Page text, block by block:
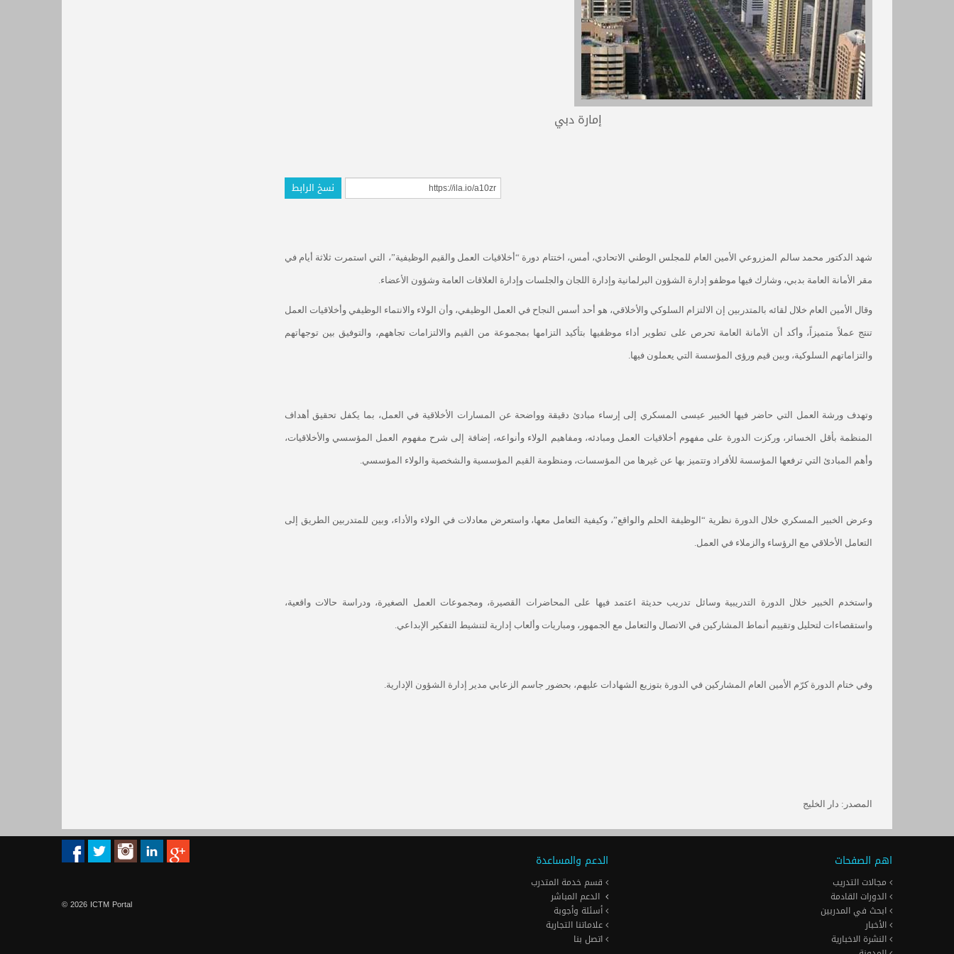
إمارة دبي
نسخ الرابط
شهد الدكتور محمد سالم المزروعي الأمين العام للمجلس الوطني الاتحادي، أمس، اختتام دورة “أخلاقيات العمل والقيم الوظيفية”، التي استمرت ثلاثة أيام في
مقر الأمانة العامة بدبي، وشارك فيها موظفو إدارة الشؤون البرلمانية وإدارة اللجان والجلسات وإدارة العلاقات العامة وشؤون الأعضاء.
وقال الأمين العام خلال لقائه بالمتدربين إن الالتزام السلوكي والأخلاقي، هو أحد أسس النجاح في العمل الوظيفي، وأن الولاء والانتماء الوظيفي وأخلاقيات العمل
تنتج عملاً متميزاً، وأكد أن الأمانة العامة تحرص على تطوير أداء موظفيها بتأكيد التزامها بمجموعة من القيم والالتزامات تجاههم، والتوفيق بين توجهاتهم
والتزاماتهم السلوكية، وبين قيم ورؤى المؤسسة التي يعملون فيها.
وتهدف ورشة العمل التي حاضر فيها الخبير عيسى المسكري إلى إرساء مبادئ دقيقة وواضحة عن المسارات الأخلاقية في العمل، بما يكفل تحقيق أهداف
المنظمة بأقل الخسائر، وركزت الدورة على مفهوم أخلاقيات العمل ومبادئه، ومفاهيم الولاء وأنواعه، إضافة إلى شرح مفهوم العمل المؤسسي والأخلاقيات،
وأهم المبادئ التي ترفعها المؤسسة للأفراد وتتميز بها عن غيرها من المؤسسات، ومنظومة القيم المؤسسية والشخصية والولاء المؤسسي.
وعرض الخبير المسكري خلال الدورة نظرية “الوظيفة الحلم والواقع”، وكيفية التعامل معها، واستعرض معادلات في الولاء والأداء، وبين للمتدربين الطريق إلى
التعامل الأخلاقي مع الرؤساء والزملاء في العمل.
واستخدم الخبير خلال الدورة التدريبية وسائل تدريب حديثة اعتمد فيها على المحاضرات القصيرة، ومجموعات العمل الصغيرة، ودراسة حالات واقعية،
واستقصاءات لتحليل وتقييم أنماط المشاركين في الاتصال والتعامل مع الجمهور، ومباريات وألعاب إدارية لتنشيط التفكير الإبداعي.
وفي ختام الدورة كرّم الأمين العام المشاركين في الدورة بتوزيع الشهادات عليهم، بحضور جاسم الزعابي مدير إدارة الشؤون الإدارية.
المصدر: دار الخليج
اهم الصفحات
مجالات التدريب
الدورات القادمة
ابحث في المدربين
الأخبار
النشرة الاخبارية
الدعم والمساعدة
قسم خدمة المتدرب
الدعم المباشر
أسئلة وأجوبة
علاماتنا التجارية
اتصل بنا
© 2026 ICTM Portal